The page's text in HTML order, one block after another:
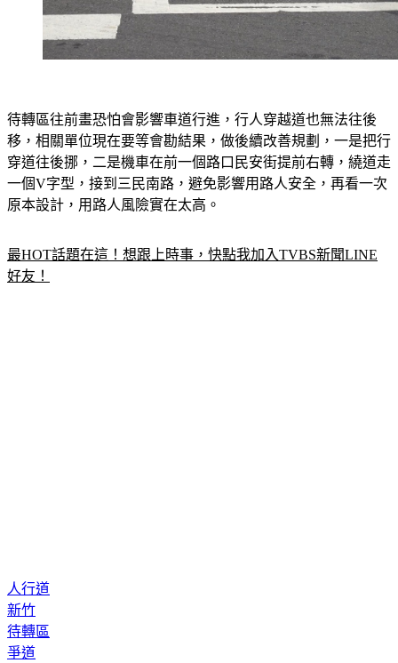
待轉區往前畫恐怕會影響車道行進，行人穿越道也無法往後
移，相關單位現在要等會勘結果，做後續改善規劃，一是把行
穿道往後挪，二是機車在前一個路口民安街提前右轉，繞道走
一個V字型，接到三民南路，避免影響用路人安全，再看一次
原本設計，用路人風險實在太高。
最HOT話題在這！想跟上時事，快點我加入TVBS新聞LINE
好友！
人行道
新竹
待轉區
爭道